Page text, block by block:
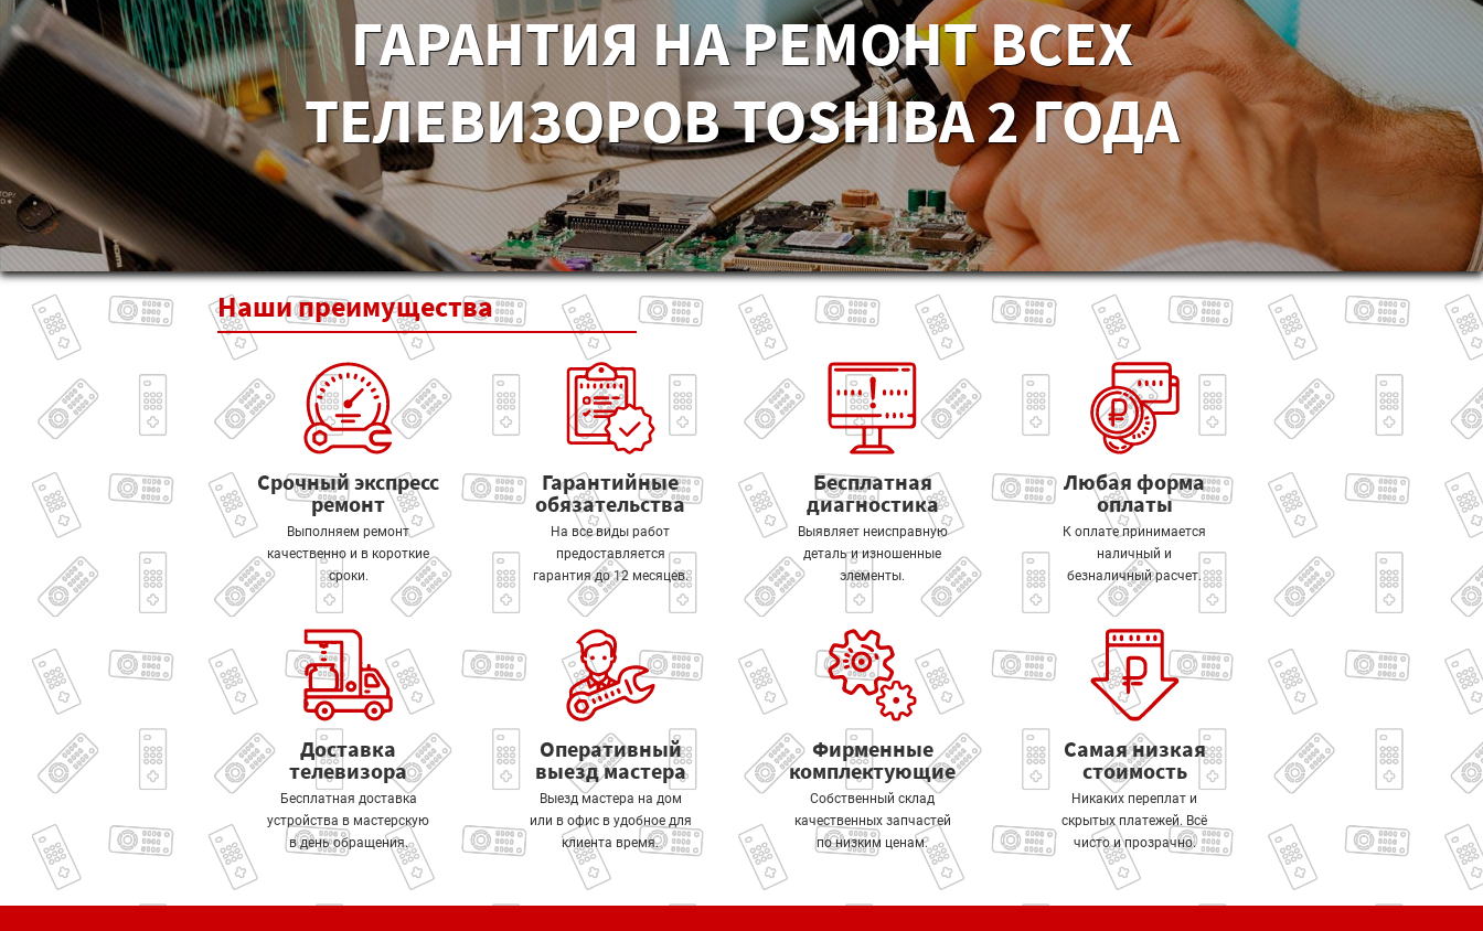
ГАРАНТИЯ НА РЕМОНТ ВСЕХ
ТЕЛЕВИЗОРОВ TOSHIBA 2 ГОДА
Нашипреимущества
Срочный экспресс
ремонт
Выполняем ремонт
качественно и в короткие
сроки.
Гарантийные
обязательства
На все виды работ
предоставляется
гарантия до 12 месяцев.
Бесплатная
диагностика
Выявляет неисправную
деталь и изношенные
элементы.
Любая форма
оплаты
К оплате принимается
наличный и
безналичный расчет.
Доставка
телевизора
Бесплатная доставка
устройства в мастерскую
в день обращения.
Оперативный
выезд мастера
Выезд мастера на дом
или в офис в удобное для
клиента время.
Фирменные
комплектующие
Собственный склад
качественных запчастей
по низким ценам.
Самая низкая
стоимость
Никаких переплат и
скрытых платежей. Всё
чисто и прозрачно.